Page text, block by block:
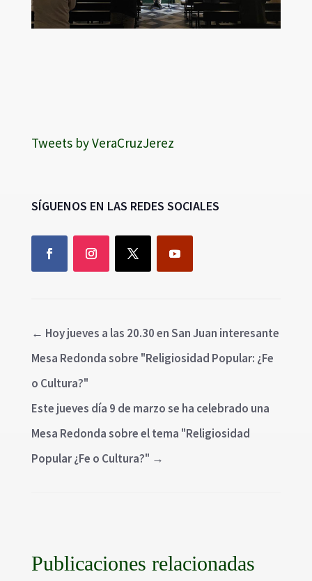
Tweets by VeraCruzJerez
SÍGUENOS EN LAS REDES SOCIALES
← Hoy jueves a las 20.30 en San Juan interesante
Mesa Redonda sobre "Religiosidad Popular: ¿Fe
o Cultura?"
Este jueves día 9 de marzo se ha celebrado una
Mesa Redonda sobre el tema "Religiosidad
Popular ¿Fe o Cultura?" →
Publicaciones relacionadas